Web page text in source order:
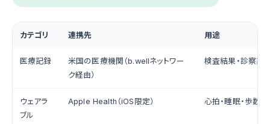
カテゴリ 連携先 用途
医療記録
米国の医療機関（b.wellネットワー
ク経由）
検査結果・診察記
ウェアラ
ブル
Apple Health（iOS限定） 心拍・睡眠・歩数・